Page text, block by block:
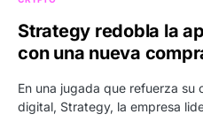
Strategy redobla la
con una nueva
En una jugada que refuerza su
digital, Strategy, la empresa